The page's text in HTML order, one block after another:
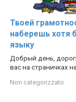
Твоей
наберешь хотя
языку
Добрый день,
вас на страничках
Non categorizzato